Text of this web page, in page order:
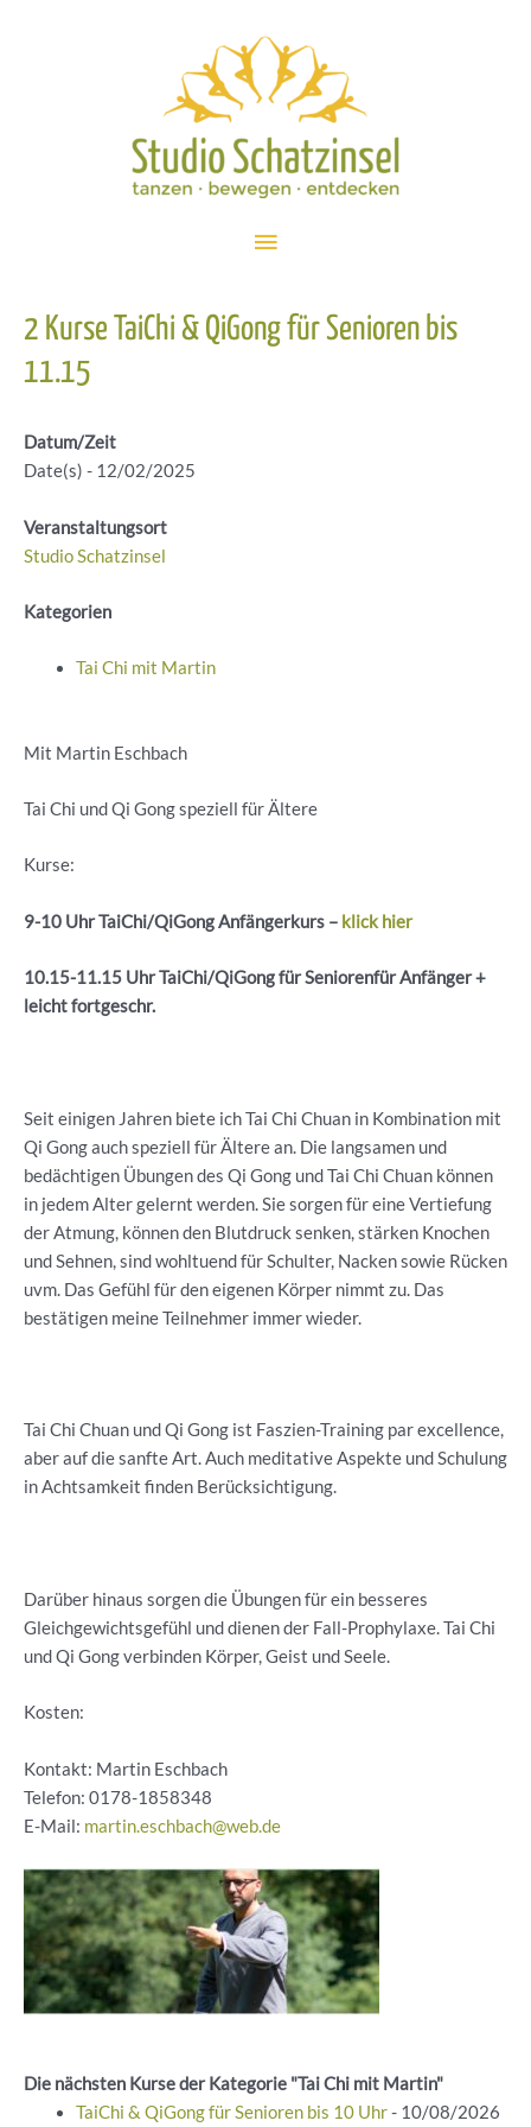
Hauptmenü
2 Kurse TaiChi & QiGong für Senioren bis
11.15
Datum/Zeit
Date(s) - 12/02/2025
Veranstaltungsort
Studio Schatzinsel
Kategorien
Tai Chi mit Martin
Mit Martin Eschbach
Tai Chi und Qi Gong speziell für Ältere
Kurse:
9-10 UhrTaiChi/QiGongAnfängerkurs – klick hier
10.15-11.15 UhrTaiChi/QiGongfürSeniorenfürAnfänger +
leichtfortgeschr.
Seit einigen Jahren biete ich Tai Chi Chuan in Kombination mit
Qi Gong auch speziell für Ältere an. Die langsamen und
bedächtigen Übungen des Qi Gong und Tai Chi Chuan können
in jedem Alter gelernt werden. Sie sorgen für eine Vertiefung
der Atmung, können den Blutdruck senken, stärken Knochen
und Sehnen, sind wohltuend für Schulter, Nacken sowie Rücken
uvm. Das Gefühl für den eigenen Körper nimmt zu. Das
bestätigen meine Teilnehmer immer wieder.
Tai Chi Chuan und Qi Gong ist Faszien-Training par excellence,
aber auf die sanfte Art. Auch meditative Aspekte und Schulung
in Achtsamkeit finden Berücksichtigung.
Darüber hinaus sorgen die Übungen für ein besseres
Gleichgewichtsgefühl und dienen der Fall-Prophylaxe. Tai Chi
und Qi Gong verbinden Körper, Geist und Seele.
Kosten:
Kontakt: Martin Eschbach
Telefon: 0178-1858348
E-Mail: martin.eschbach@web.de
Die nächsten Kurse der Kategorie "Tai Chi mit Martin"
TaiChi & QiGong für Senioren bis 10 Uhr- 10/08/2026